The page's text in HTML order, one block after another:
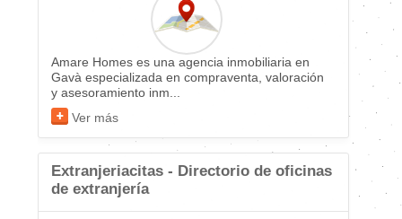
Amare Homes es una agencia inmobiliaria en
Gavà especializada en compraventa, valoración
y asesoramiento inm...
Ver más
Extranjeriacitas - Directorio de oficinas
de extranjería